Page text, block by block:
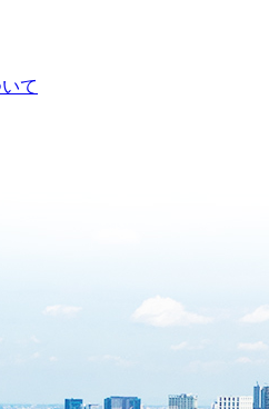
て